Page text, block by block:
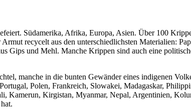
Südamerika, Afrika, Europa, Asien. Über 100
recycelt aus den unterschiedlichsten Materialien:
Gips und Mehl. Manche Krippen sind auch eine
manche in die bunten Gewänder eines indigenen
Polen, Frankreich, Slowakei, Madagaskar,
Kamerun, Kirgistan, Myanmar, Nepal, Argentinien,